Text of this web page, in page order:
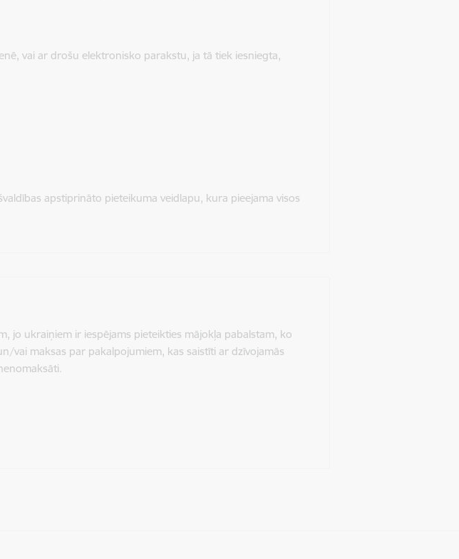
vai ar drošu elektronisko parakstu, ja tā tiek iesniegta,
apstiprināto pieteikuma veidlapu, kura pieejama visos
jo ukraiņiem ir iespējams pieteikties mājokļa pabalstam, ko
vai maksas par pakalpojumiem, kas saistīti ar dzīvojamās